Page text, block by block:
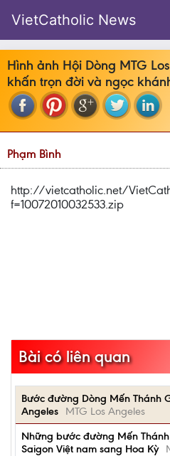
VietCatholic News
Hình ảnh Hội Dòng MTG
khấn trọn đời và ngọc
Phạm Bình
http://vietcatholic.net/
f=10072010032533.zip
Bài có liên quan
Bước đường Dòng Mến Thánh
Angeles
MTG Los Angeles
Những bước đường Mến
Saigon Việt nam sang Hoa Kỳ